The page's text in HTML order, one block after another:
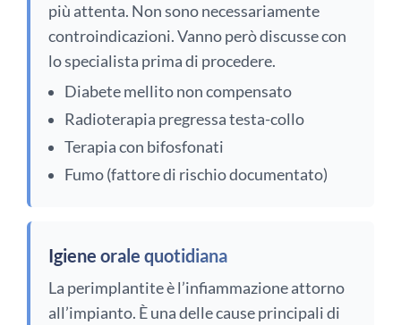
più attenta. Non sono necessariamente
controindicazioni. Vanno però discusse con
lo specialista prima di procedere.
Diabete mellito non compensato
Radioterapia pregressa testa-collo
Terapia con bifosfonati
Fumo (fattore di rischio documentato)
Igiene orale quotidiana
La perimplantite è l’infiammazione attorno
all’impianto. È una delle cause principali di